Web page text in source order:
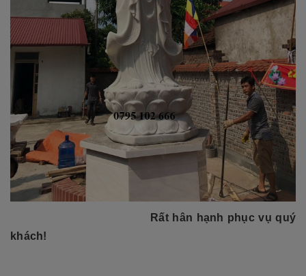
Rất hân hạnh phục vụ quý
khách!